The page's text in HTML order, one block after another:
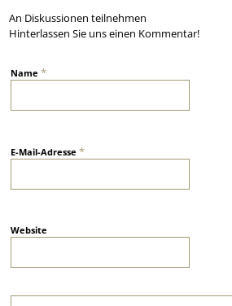
An Diskussionen teilnehmen
Hinterlassen Sie uns einen Kommentar!
Name*
E-Mail-Adresse*
Website